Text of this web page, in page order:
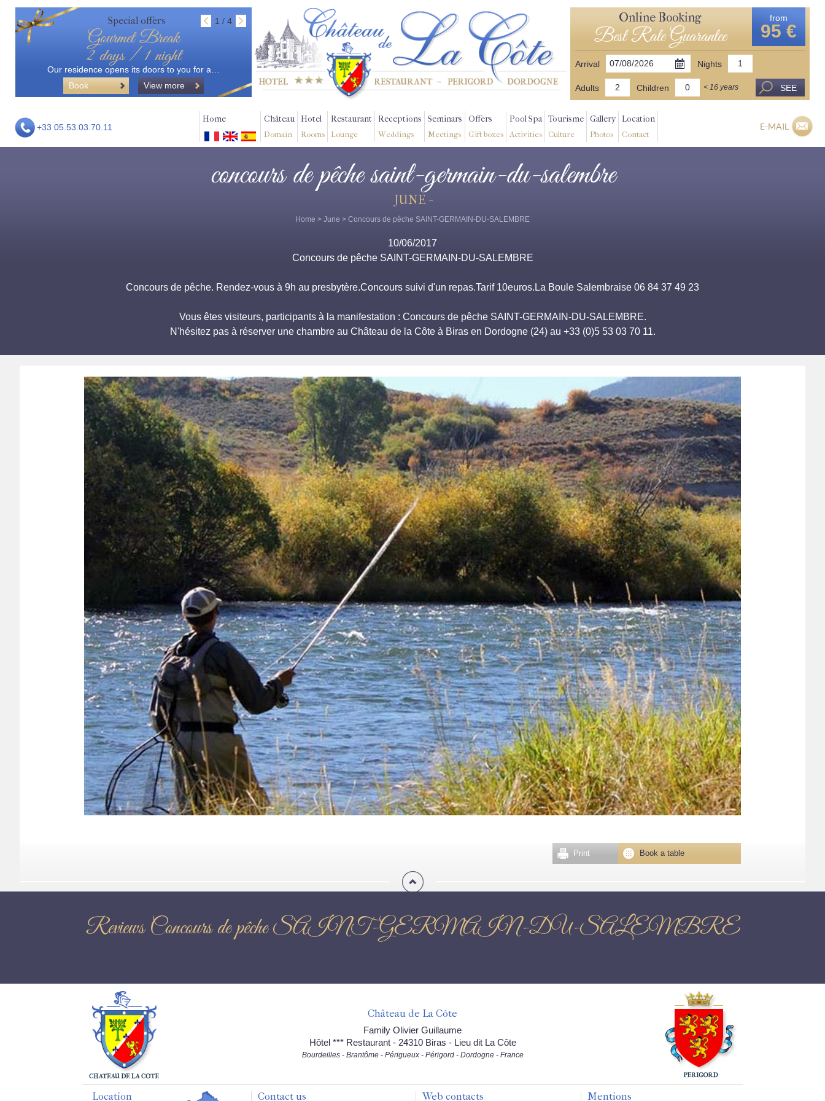
Special offers 1 / 4
Gourmet Break
2 days / 1 night
Our residence opens its doors to you for a…
Book
View more
Online Booking
Best Rate Guarantee
from
95 €
Arrival Nights
Adults Children < 16 years SEE
+33 05.53.03.70.11
Home Château
Domain
Hotel
Rooms
Restaurant
Lounge
Receptions
Weddings
Seminars
Meetings
Offers
Gift boxes
Pool Spa
Activities
Tourisme
Culture
Gallery
Photos
Location
Contact
E-MAIL
concours de pêche saint-germain-du-salembre
JUNE -
Home > June > Concours de pêche SAINT-GERMAIN-DU-SALEMBRE
10/06/2017
Concours de pêche SAINT-GERMAIN-DU-SALEMBRE
Concours de pêche. Rendez-vous à 9h au presbytère.Concours suivi d'un repas.Tarif 10euros.La Boule Salembraise 06 84 37 49 23
Vous êtes visiteurs, participants à la manifestation : Concours de pêche SAINT-GERMAIN-DU-SALEMBRE.
N'hésitez pas à réserver une chambre au Château de la Côte à Biras en Dordogne (24) au +33 (0)5 53 03 70 11.
Book a table
Print
Reviews Concours de pêche SAINT-GERMAIN-DU-SALEMBRE
Château de La Côte
Family Olivier Guillaume
Hôtel *** Restaurant - 24310 Biras - Lieu dit La Côte
Bourdeilles - Brantôme - Périgueux - Périgord - Dordogne - France
Location Contact us Web contacts Mentions